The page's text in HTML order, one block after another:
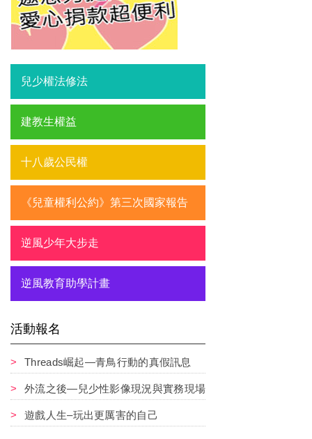
兒少權法修法
建教生權益
十八歲公民權
《兒童權利公約》第三次國家報告
逆風少年大步走
逆風教育助學計畫
活動報名
Threads崛起—青鳥行動的真假訊息
外流之後—兒少性影像現況與實務現場
遊戲人生–玩出更厲害的自己